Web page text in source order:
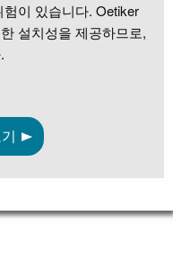
이 있습니다. Oetiker
설치성을 제공하므로,